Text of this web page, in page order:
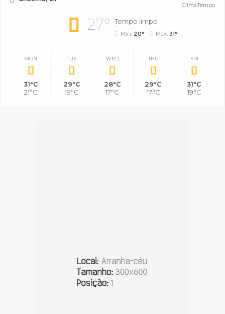
ClimaTempo
27° Tempo limpo
Mín. 20° Máx. 31°
MON
31°C
21°C
TUE
29°C
19°C
WED
28°C
17°C
THU
29°C
17°C
FRI
31°C
19°C